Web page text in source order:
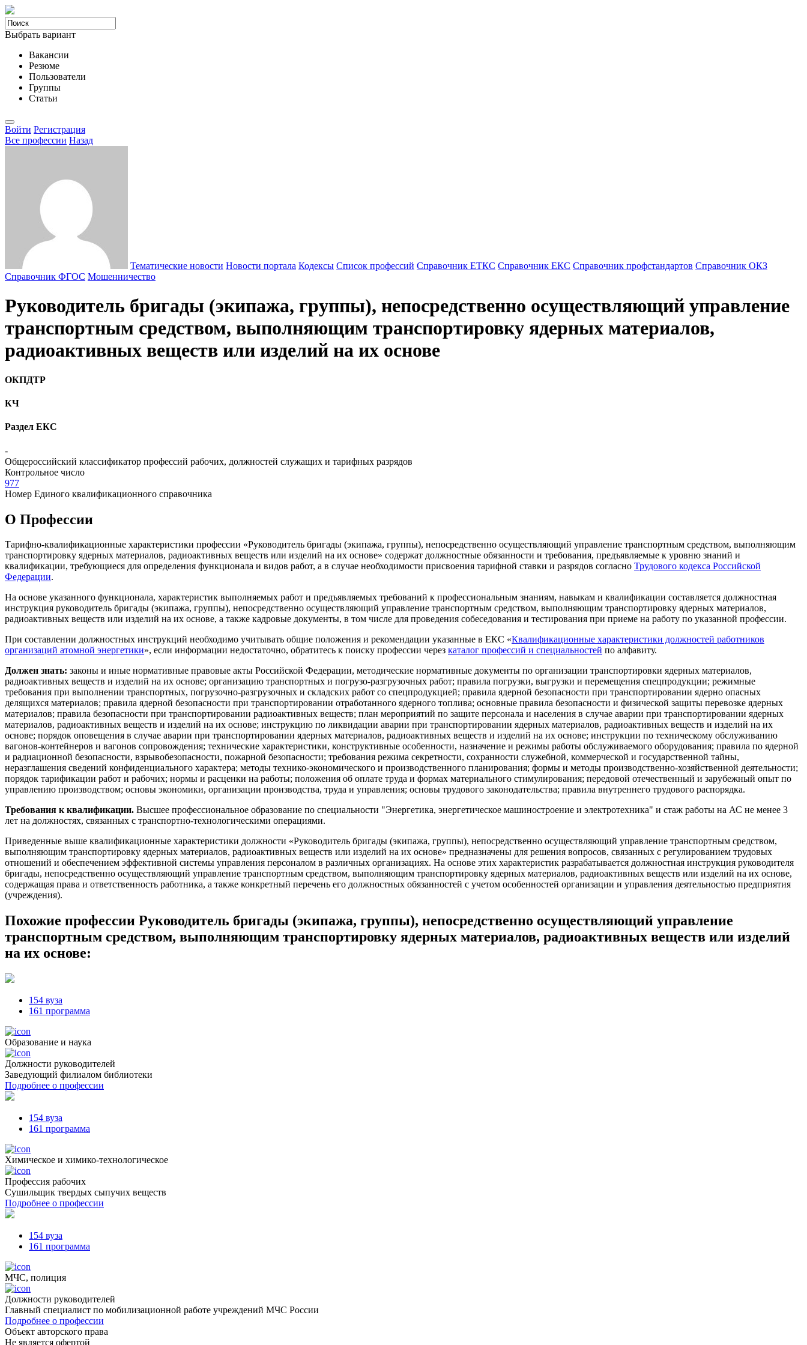
Выбрать вариант
Вакансии
Резюме
Пользователи
Группы
Статьи
Войти Регистрация
Все професcии Назад
Тематические новости Новости портала Кодексы Cписок профессий Справочник ЕТКС Справочник ЕКС Справочник профстандартов Справочник ОКЗ
Справочник ФГОС Мошенничество
Руководитель бригады (экипажа, группы), непосредственно осуществляющий управление
транспортным средством, выполняющим транспортировку ядерных материалов,
радиоактивных веществ или изделий на их основе
ОКПДТР
КЧ
Раздел ЕКС
-
Общероссийский классификатор профессий рабочих, должностей служащих и тарифных разрядов
Контрольное число
977
Номер Единого квалификационного справочника
О Профеcсии
Тарифно-квалификационные характеристики профессии «Руководитель бригады (экипажа, группы), непосредственно осуществляющий управление транспортным средством, выполняющим
транспортировку ядерных материалов, радиоактивных веществ или изделий на их основе» содержат должностные обязанности и требования, предъявляемые к уровню знаний и
квалификации, требующиеся для определения функционала и видов работ, а в случае необходимости присвоения тарифной ставки и разрядов согласно Трудового кодекса Российской
Федерации.
На основе указанного функционала, характеристик выполняемых работ и предъявляемых требований к профессиональным знаниям, навыкам и квалификации составляется должностная
инструкция руководитель бригады (экипажа, группы), непосредственно осуществляющий управление транспортным средством, выполняющим транспортировку ядерных материалов,
радиоактивных веществ или изделий на их основе, а также кадровые документы, в том числе для проведения собеседования и тестирования при приеме на работу по указанной профессии.
При составлении должностных инструкций необходимо учитывать общие положения и рекомендации указанные в ЕКС «Квалификационные характеристики должностей работников
организаций атомной энергетики», если информации недостаточно, обратитесь к поиску профессии через каталог профессий и специальностей по алфавиту.
Должен знать: законы и иные нормативные правовые акты Российской Федерации, методические нормативные документы по организации транспортировки ядерных материалов,
радиоактивных веществ и изделий на их основе; организацию транспортных и погрузо-разгрузочных работ; правила погрузки, выгрузки и перемещения спецпродукции; режимные
требования при выполнении транспортных, погрузочно-разгрузочных и складских работ со спецпродукцией; правила ядерной безопасности при транспортировании ядерно опасных
делящихся материалов; правила ядерной безопасности при транспортировании отработанного ядерного топлива; основные правила безопасности и физической защиты перевозке ядерных
материалов; правила безопасности при транспортировании радиоактивных веществ; план мероприятий по защите персонала и населения в случае аварии при транспортировании ядерных
материалов, радиоактивных веществ и изделий на их основе; инструкцию по ликвидации аварии при транспортировании ядерных материалов, радиоактивных веществ и изделий на их
основе; порядок оповещения в случае аварии при транспортировании ядерных материалов, радиоактивных веществ и изделий на их основе; инструкции по техническому обслуживанию
вагонов-контейнеров и вагонов сопровождения; технические характеристики, конструктивные особенности, назначение и режимы работы обслуживаемого оборудования; правила по ядерной
и радиационной безопасности, взрывобезопасности, пожарной безопасности; требования режима секретности, сохранности служебной, коммерческой и государственной тайны,
неразглашения сведений конфиденциального характера; методы технико-экономического и производственного планирования; формы и методы производственно-хозяйственной деятельности;
порядок тарификации работ и рабочих; нормы и расценки на работы; положения об оплате труда и формах материального стимулирования; передовой отечественный и зарубежный опыт по
управлению производством; основы экономики, организации производства, труда и управления; основы трудового законодательства; правила внутреннего трудового распорядка.
Требования к квалификации. Высшее профессиональное образование по специальности "Энергетика, энергетическое машиностроение и электротехника" и стаж работы на АС не менее 3
лет на должностях, связанных с транспортно-технологическими операциями.
Приведенные выше квалификационные характеристики должности «Руководитель бригады (экипажа, группы), непосредственно осуществляющий управление транспортным средством,
выполняющим транспортировку ядерных материалов, радиоактивных веществ или изделий на их основе» предназначены для решения вопросов, связанных с регулированием трудовых
отношений и обеспечением эффективной системы управления персоналом в различных организациях. На основе этих характеристик разрабатывается должностная инструкция руководителя
бригады, непосредственно осуществляющий управление транспортным средством, выполняющим транспортировку ядерных материалов, радиоактивных веществ или изделий на их основе,
содержащая права и ответственность работника, а также конкретный перечень его должностных обязанностей с учетом особенностей организации и управления деятельностью предприятия
(учреждения).
Похожие профессии Руководитель бригады (экипажа, группы), непосредственно осуществляющий управление
транспортным средством, выполняющим транспортировку ядерных материалов, радиоактивных веществ или изделий
на их основе:
154 вуза
161 программа
Образование и наука
Должности руководителей
Заведующий филиалом библиотеки
Подробнее о профессии
154 вуза
161 программа
Химическое и химико-технологическое
Профессия рабочих
Сушильщик твердых сыпучих веществ
Подробнее о профессии
154 вуза
161 программа
МЧС, полиция
Должности руководителей
Главный специалист по мобилизационной работе учреждений МЧС России
Подробнее о профессии
Объект авторского права
Не является офертой